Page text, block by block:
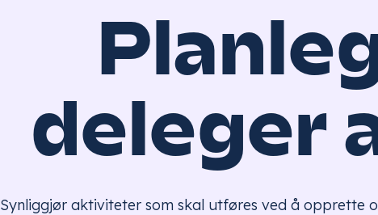
deleger
Synliggjør aktiviteter som skal utføres ved å opprette